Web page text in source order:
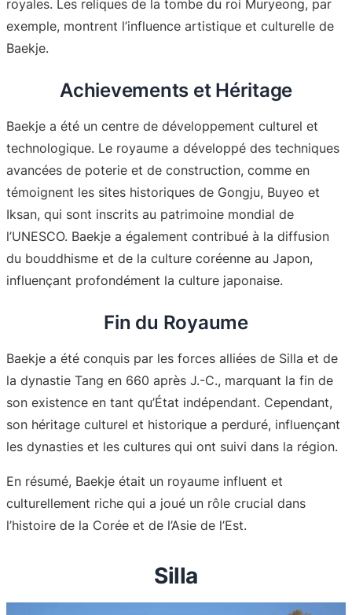
royales. Les reliques de la tombe du roi Muryeong, par
exemple, montrent l’influence artistique et culturelle de
Baekje.
Achievements et Héritage
Baekje a été un centre de développement culturel et
technologique. Le royaume a développé des techniques
avancées de poterie et de construction, comme en
témoignent les sites historiques de Gongju, Buyeo et
Iksan, qui sont inscrits au patrimoine mondial de
l’UNESCO. Baekje a également contribué à la diffusion
du bouddhisme et de la culture coréenne au Japon,
influençant profondément la culture japonaise.
Fin du Royaume
Baekje a été conquis par les forces alliées de Silla et de
la dynastie Tang en 660 après J.-C., marquant la fin de
son existence en tant qu’État indépendant. Cependant,
son héritage culturel et historique a perduré, influençant
les dynasties et les cultures qui ont suivi dans la région.
En résumé, Baekje était un royaume influent et
culturellement riche qui a joué un rôle crucial dans
l’histoire de la Corée et de l’Asie de l’Est.
Silla